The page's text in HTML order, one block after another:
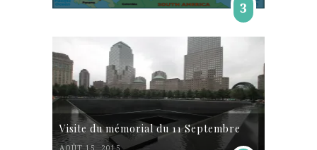
3
Visite du mémorial du 11 Septembre
AOÛT 15, 2015